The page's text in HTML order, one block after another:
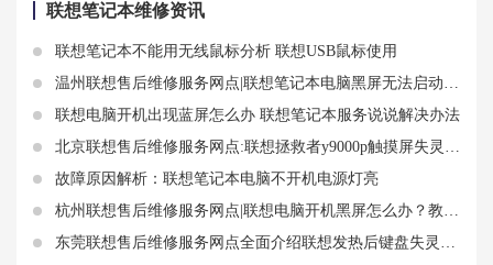
联想笔记本维修资讯
联想笔记本不能用无线鼠标分析 联想USB鼠标使用
温州联想售后维修服务网点|联想笔记本电脑黑屏无法启动的原因和解决方法
联想电脑开机出现蓝屏怎么办 联想笔记本服务说说解决办法
北京联想售后维修服务网点:联想拯救者y9000p触摸屏失灵故障解决方法
故障原因解析：联想笔记本电脑不开机电源灯亮
杭州联想售后维修服务网点|联想电脑开机黑屏怎么办？教你几招快速恢复桌面
东莞联想售后维修服务网点全面介绍联想发热后键盘失灵、联想发热就黑屏知识